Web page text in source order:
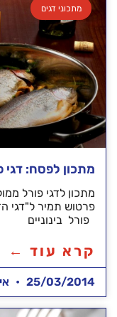
מתכוני דגים
מתכון לפסח: דגי
מתכון לדגי פורל
פורל בינוניים
קרא עוד ←
25/03/2014